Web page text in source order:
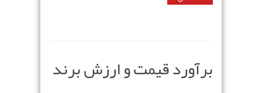
برآورد قیمت و ارزش برند